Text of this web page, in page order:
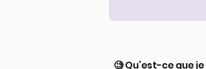
🧐 Qu’est-ce que